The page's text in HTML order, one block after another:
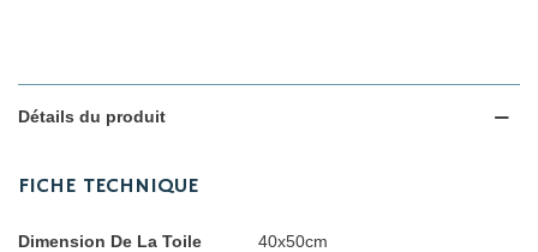
Détails du produit
FICHE TECHNIQUE
Dimension De La Toile 40x50cm